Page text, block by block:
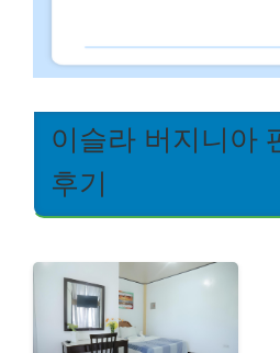
이슬라 버지니아
후기